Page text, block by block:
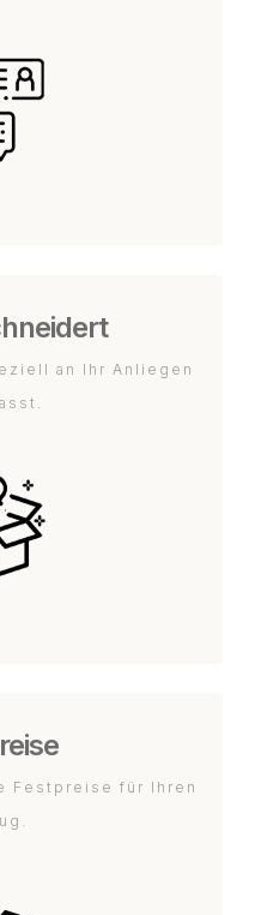
an Ihr Anliegen
Festpreise für Ihren